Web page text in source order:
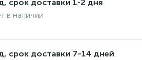
срок доставки 1-2 дня
в наличии
срок доставки 7-14 дней